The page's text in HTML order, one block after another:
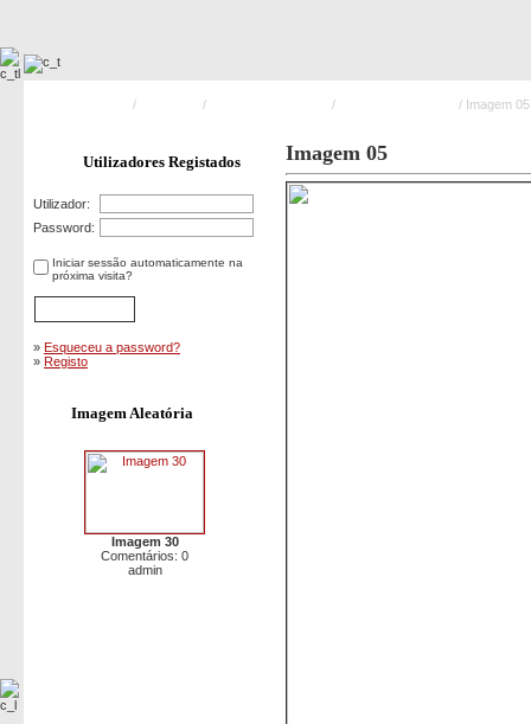
/ / / / Imagem 05
Utilizadores Registados
Utilizador:
Password:
Iniciar sessão automaticamente na
próxima visita?
» Esqueceu a password?
» Registo
Imagem Aleatória
Imagem 30
Comentários: 0
admin
Imagem 05